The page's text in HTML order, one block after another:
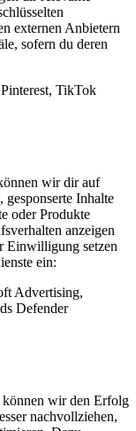
externen Anbietern
sofern du deren
TikTok
wir dir auf
gesponserte Inhalte
oder Produkte
anzeigen
Einwilligung setzen
ein:
Advertising,
Defender
können wir den Erfolg
nachvollziehen,